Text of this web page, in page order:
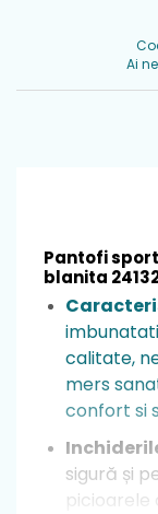
Ai
Pantofi
blanita
calitate,
mers
confort si
sigură și
picioarele